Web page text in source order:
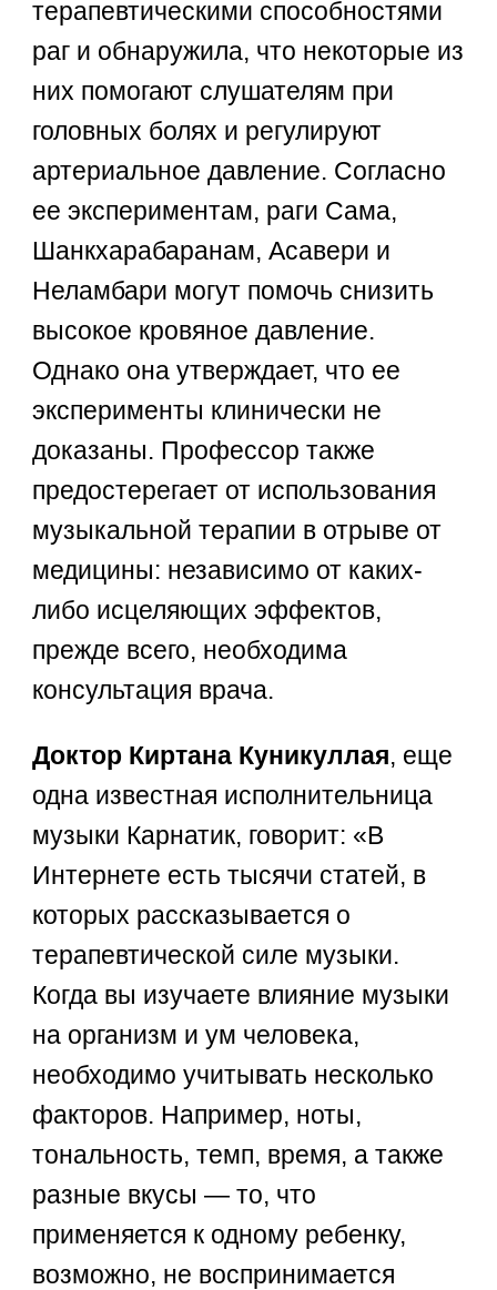
терапевтическими способностями
раг и обнаружила, что некоторые из
них помогают слушателям при
головных болях и регулируют
артериальное давление. Согласно
ее экспериментам, раги Сама,
Шанкхарабаранам, Асавери и
Неламбари могут помочь снизить
высокое кровяное давление.
Однако она утверждает, что ее
эксперименты клинически не
доказаны. Профессор также
предостерегает от использования
музыкальной терапии в отрыве от
медицины: независимо от каких-
либо исцеляющих эффектов,
прежде всего, необходима
консультация врача.
Доктор Киртана Куникуллая, еще
одна известная исполнительница
музыки Карнатик, говорит: «В
Интернете есть тысячи статей, в
которых рассказывается о
терапевтической силе музыки.
Когда вы изучаете влияние музыки
на организм и ум человека,
необходимо учитывать несколько
факторов. Например, ноты,
тональность, темп, время, а также
разные вкусы — то, что
применяется к одному ребенку,
возможно, не воспринимается